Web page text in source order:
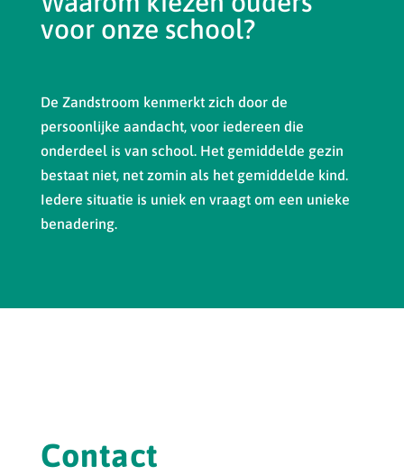
voor onze school?
De Zandstroom kenmerkt zich door de
persoonlijke aandacht, voor iedereen die
onderdeel is van school. Het gemiddelde gezin
bestaat niet, net zomin als het gemiddelde kind.
Iedere situatie is uniek en vraagt om een unieke
benadering.
Contact